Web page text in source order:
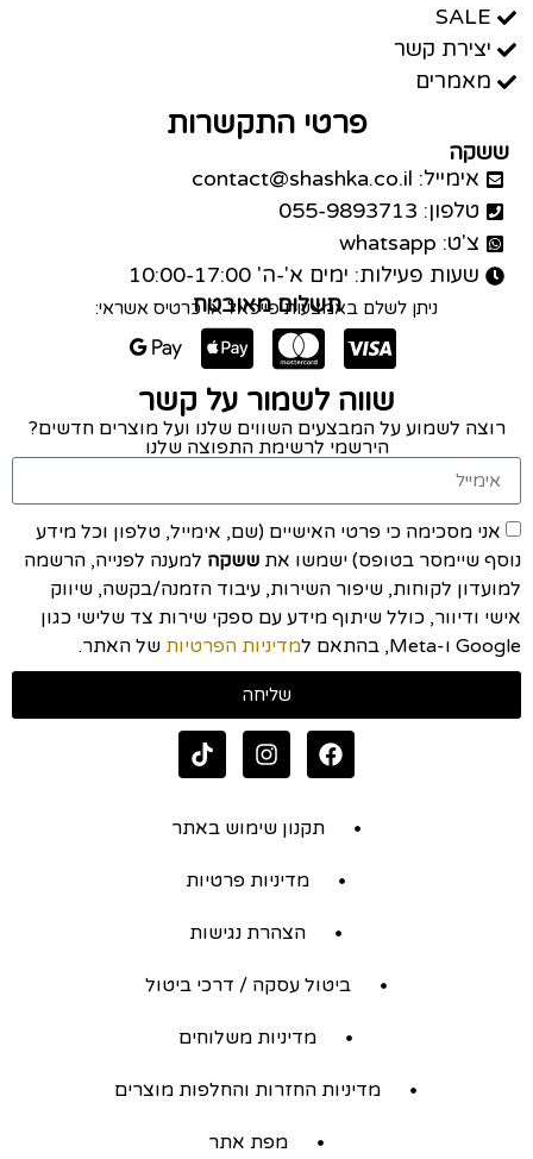
SALE
יצירת קשר
מאמרים
פרטי התקשרות
ששקה
אימייל: contact@shashka.co.il
טלפון: 055-9893713
צ'ט: whatsapp
שעות פעילות: ימים א'-ה' 10:00-17:00
תשלום מאובטח
ניתן לשלם באמצעות פייפאל או כרטיס אשראי:
שווה לשמור על קשר
רוצה לשמוע על המבצעים השווים שלנו ועל מוצרים חדשים?
הירשמי לרשימת התפוצה שלנו
אני מסכימה כי פרטי האישיים (שם, אימייל, טלפון וכל מידע
נוסף שיימסר בטופס) ישמשו את ששקה למענה לפנייה, הרשמה
למועדון לקוחות, שיפור השירות, עיבוד הזמנה/בקשה, שיווק
אישי ודיוור, כולל שיתוף מידע עם ספקי שירות צד שלישי כגון
Google ו-Meta, בהתאם ל
מדיניות הפרטיות של האתר.
שליחה
תקנון שימוש באתר
מדיניות פרטיות
הצהרת נגישות
ביטול עסקה / דרכי ביטול
מדיניות משלוחים
מדיניות החזרות והחלפות מוצרים
מפת אתר